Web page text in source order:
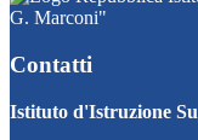
G. Marconi"
Contatti
Istituto d'Istruzione